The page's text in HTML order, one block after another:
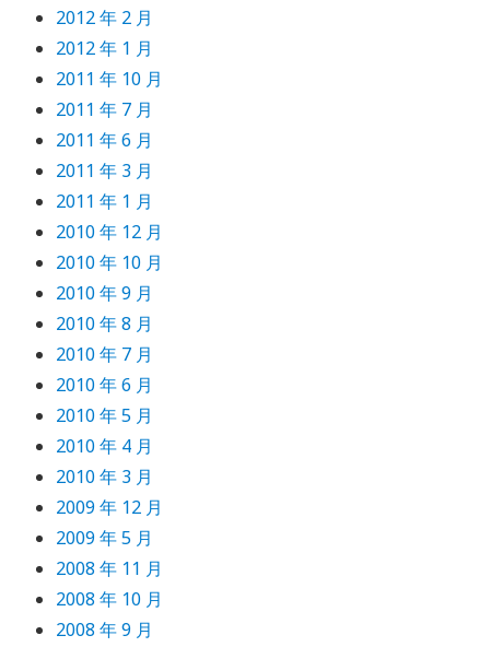
2012 年 2 月
2012 年 1 月
2011 年 10 月
2011 年 7 月
2011 年 6 月
2011 年 3 月
2011 年 1 月
2010 年 12 月
2010 年 10 月
2010 年 9 月
2010 年 8 月
2010 年 7 月
2010 年 6 月
2010 年 5 月
2010 年 4 月
2010 年 3 月
2009 年 12 月
2009 年 5 月
2008 年 11 月
2008 年 10 月
2008 年 9 月